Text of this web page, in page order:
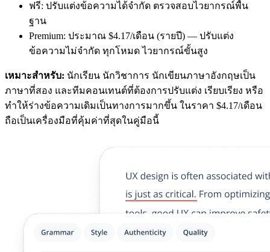
ฟรี: ปรับแต่งข้อความได้จำกัด ตรวจสอบไวยากรณ์พื้น
ฐาน
Premium: ประมาณ $4.17/เดือน (รายปี) — ปรับแต่ง
ข้อความไม่จำกัด ทุกโหมด ไวยากรณ์ขั้นสูง
เหมาะสำหรับ: นักเรียน นักวิชาการ นักเขียนภาษาอังกฤษเป็น
ภาษาที่สอง และทีมคอนเทนต์ที่ต้องการปรับแต่ง เรียบเรียง หรือ
ทำให้ร่างข้อความเดิมเป็นทางการมากขึ้น ในราคา $4.17/เดือน
ถือเป็นเครื่องมือที่คุ้มค่าที่สุดในคู่มือนี้